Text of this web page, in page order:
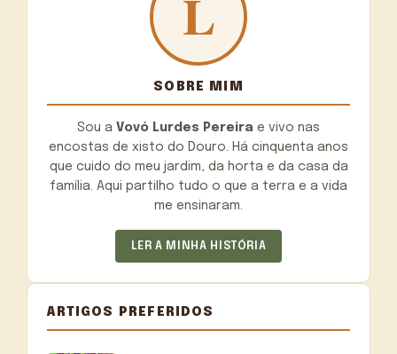
SOBRE MIM
Sou a Vovó Lurdes Pereira e vivo nas
encostas de xisto do Douro. Há cinquenta anos
que cuido do meu jardim, da horta e da casa da
família. Aqui partilho tudo o que a terra e a vida
me ensinaram.
LER A MINHA HISTÓRIA
ARTIGOS PREFERIDOS